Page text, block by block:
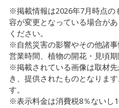
※掲載情報は2026年7月時点の
容が変更となっている場合が
ください。
※自然災害の影響やその他諸
営業時間、植物の開花・見頃
※掲載されている画像は取材
き、提供されたものとなりま
す。
※表示料金は消費税8％ないし